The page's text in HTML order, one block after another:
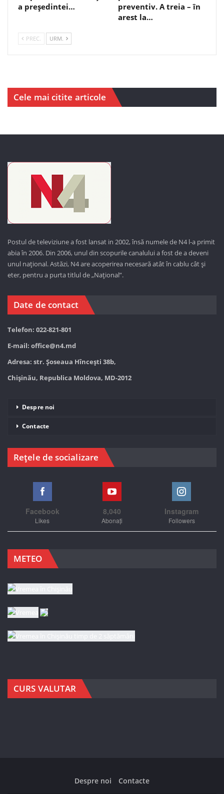
a președintei…
preventiv. A treia – în
arest la…
PREC. URM.
Cele mai citite articole
Postul de televiziune a fost lansat in 2002, însă numele de N4 l-a primit
abia în 2006. Din 2006, unul din scopurile canalului a fost de a deveni
unul național. Astăzi, N4 are acoperirea necesară atât în cablu cât și
eter, pentru a purta titlul de „Național”.
Date de contact
Telefon: 022-821-801
E-mail: office@n4.md
Adresa: str. Șoseaua Hînceşti 38b,
Chișinău, Republica Moldova, MD-2012
Despre noi
Contacte
Rețele de socializare
Facebook
Likes
8,040
Abonați
Instagram
Followers
METEO
CURS VALUTAR
Despre noi Contacte